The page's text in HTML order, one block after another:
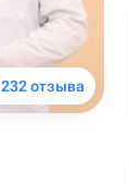
232 отзыва